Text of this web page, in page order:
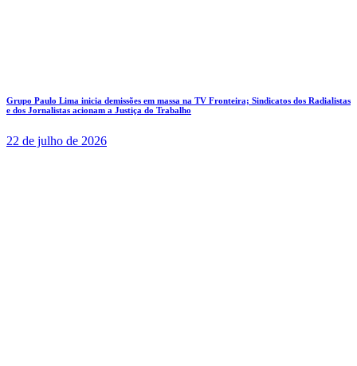
Grupo Paulo Lima inicia demissões em massa na TV Fronteira; Sindicatos dos Radialistas
e dos Jornalistas acionam a Justiça do Trabalho
22 de julho de 2026